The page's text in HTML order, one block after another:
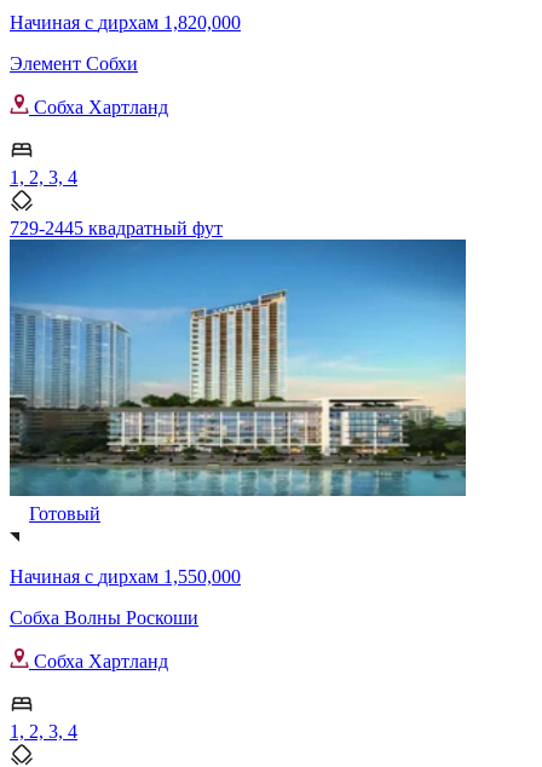
Начиная с дирхам 1,820,000
Элемент Собхи
Собха Хартланд
1, 2, 3, 4
729-2445 квадратный фут
Готовый
Начиная с дирхам 1,550,000
Собха Волны Роскоши
Собха Хартланд
1, 2, 3, 4